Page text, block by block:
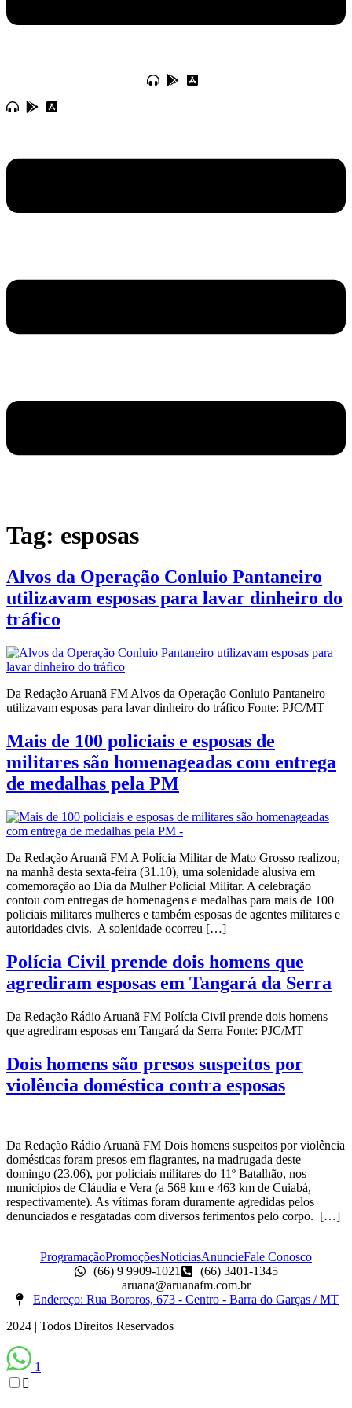
Tag: esposas
Alvos da Operação Conluio Pantaneiro
utilizavam esposas para lavar dinheiro do
tráfico
Da Redação Aruanã FM Alvos da Operação Conluio Pantaneiro
utilizavam esposas para lavar dinheiro do tráfico Fonte: PJC/MT
Mais de 100 policiais e esposas de
militares são homenageadas com entrega
de medalhas pela PM
Da Redação Aruanã FM A Polícia Militar de Mato Grosso realizou,
na manhã desta sexta-feira (31.10), uma solenidade alusiva em
comemoração ao Dia da Mulher Policial Militar. A celebração
contou com entregas de homenagens e medalhas para mais de 100
policiais militares mulheres e também esposas de agentes militares e
autoridades civis. A solenidade ocorreu […]
Polícia Civil prende dois homens que
agrediram esposas em Tangará da Serra
Da Redação Rádio Aruanã FM Polícia Civil prende dois homens
que agrediram esposas em Tangará da Serra Fonte: PJC/MT
Dois homens são presos suspeitos por
violência doméstica contra esposas
Da Redação Rádio Aruanã FM Dois homens suspeitos por violência
domésticas foram presos em flagrantes, na madrugada deste
domingo (23.06), por policiais militares do 11º Batalhão, nos
municípios de Cláudia e Vera (a 568 km e 463 km de Cuiabá,
respectivamente). As vítimas foram duramente agredidas pelos
denunciados e resgatadas com diversos ferimentos pelo corpo. […]
ProgramaçãoPromoçõesNotíciasAnuncieFale Conosco
(66) 9 9909-1021
(66) 3401-1345
aruana@aruanafm.com.br
Endereço: Rua Bororos, 673 - Centro - Barra do Garças / MT
2024 | Todos Direitos Reservados
1